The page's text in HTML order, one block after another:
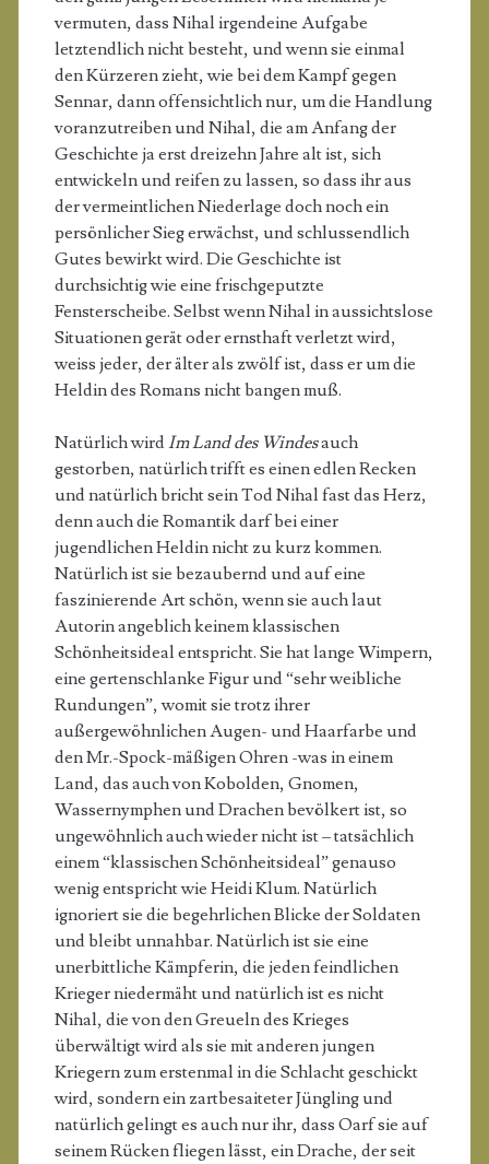
vermuten, dass Nihal irgendeine Aufgabe
letztendlich nicht besteht, und wenn sie einmal
den Kürzeren zieht, wie bei dem Kampf gegen
Sennar, dann offensichtlich nur, um die Handlung
voranzutreiben und Nihal, die am Anfang der
Geschichte ja erst dreizehn Jahre alt ist, sich
entwickeln und reifen zu lassen, so dass ihr aus
der vermeintlichen Niederlage doch noch ein
persönlicher Sieg erwächst, und schlussendlich
Gutes bewirkt wird. Die Geschichte ist
durchsichtig wie eine frischgeputzte
Fensterscheibe. Selbst wenn Nihal in aussichtslose
Situationen gerät oder ernsthaft verletzt wird,
weiss jeder, der älter als zwölf ist, dass er um die
Heldin des Romans nicht bangen muß.
Natürlich wirdIm Land des Windesauch
gestorben, natürlich trifft es einen edlen Recken
und natürlich bricht sein Tod Nihal fast das Herz,
denn auch die Romantik darf bei einer
jugendlichen Heldin nicht zu kurz kommen.
Natürlich ist sie bezaubernd und auf eine
faszinierende Art schön, wenn sie auch laut
Autorin angeblich keinem klassischen
Schönheitsideal entspricht. Sie hat lange Wimpern,
eine gertenschlanke Figur und “sehr weibliche
Rundungen”, womit sie trotz ihrer
außergewöhnlichen Augen- und Haarfarbe und
den Mr.-Spock-mäßigen Ohren -was in einem
Land, das auch von Kobolden, Gnomen,
Wassernymphen und Drachen bevölkert ist, so
ungewöhnlich auch wieder nicht ist – tatsächlich
einem “klassischen Schönheitsideal” genauso
wenig entspricht wie Heidi Klum. Natürlich
ignoriert sie die begehrlichen Blicke der Soldaten
und bleibt unnahbar. Natürlich ist sie eine
unerbittliche Kämpferin, die jeden feindlichen
Krieger niedermäht und natürlich ist es nicht
Nihal, die von den Greueln des Krieges
überwältigt wird als sie mit anderen jungen
Kriegern zum erstenmal in die Schlacht geschickt
wird, sondern ein zartbesaiteter Jüngling und
natürlich gelingt es auch nur ihr, dass Oarf sie auf
seinem Rücken fliegen lässt, ein Drache, der seit